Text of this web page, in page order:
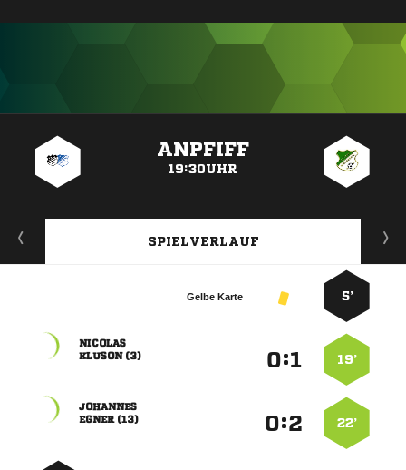
ANPFIFF
19:30UHR
SPIELVERLAUF
5’
Gelbe Karte
19’
:

 
22’
:

 